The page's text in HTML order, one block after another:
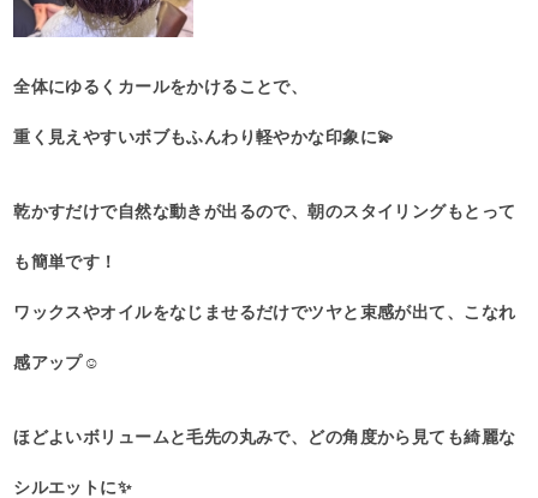
全体にゆるくカールをかけることで、
重く見えやすいボブもふんわり軽やかな印象に💫
乾かすだけで自然な動きが出るので、朝のスタイリングもとって
も簡単です！
ワックスやオイルをなじませるだけでツヤと束感が出て、こなれ
感アップ☺️
ほどよいボリュームと毛先の丸みで、どの角度から見ても綺麗な
シルエットに✨